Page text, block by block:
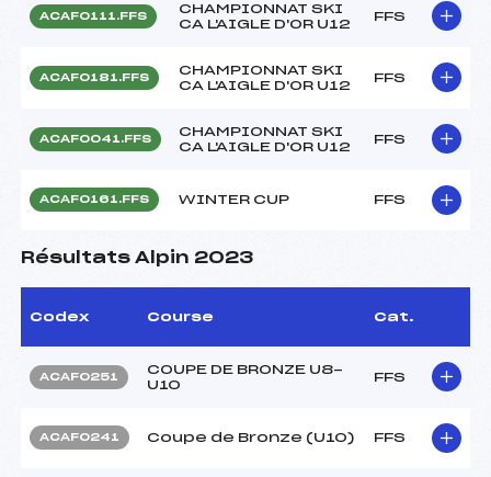
ACAF0111.FFS
CHAMPIONNAT SKI
CA L'AIGLE D'OR U12
FFS
ACAF0181.FFS
CHAMPIONNAT SKI
CA L'AIGLE D'OR U12
FFS
ACAF0041.FFS
CHAMPIONNAT SKI
CA L'AIGLE D'OR U12
FFS
ACAF0161.FFS WINTER CUP FFS
Résultats Alpin 2023
Codex Course Cat.
ACAF0251
COUPE DE BRONZE U8-
U10
FFS
ACAF0241 Coupe de Bronze (U10) FFS